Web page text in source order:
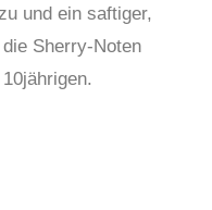
und ein saftiger,
Sherry-Noten